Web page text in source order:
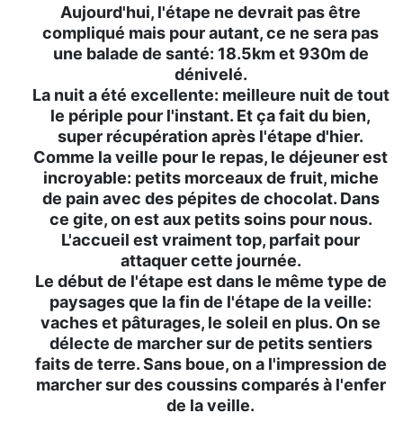
Aujourd'hui, l'étape ne devrait pas être
compliqué mais pour autant, ce ne sera pas
une balade de santé: 18.5km et 930m de
dénivelé.
La nuit a été excellente: meilleure nuit de tout
le périple pour l'instant. Et ça fait du bien,
super récupération après l'étape d'hier.
Comme la veille pour le repas, le déjeuner est
incroyable: petits morceaux de fruit, miche
de pain avec des pépites de chocolat. Dans
ce gite, on est aux petits soins pour nous.
L'accueil est vraiment top, parfait pour
attaquer cette journée.
Le début de l'étape est dans le même type de
paysages que la fin de l'étape de la veille:
vaches et pâturages, le soleil en plus. On se
délecte de marcher sur de petits sentiers
faits de terre. Sans boue, on a l'impression de
marcher sur des coussins comparés à l'enfer
de la veille.